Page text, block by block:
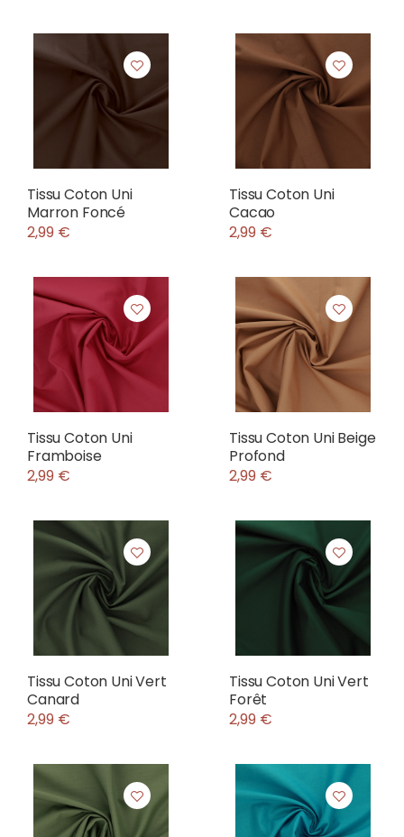
Tissu Coton Uni
Marron Foncé
2,99 €
Tissu Coton Uni
Cacao
2,99 €
Tissu Coton Uni
Framboise
2,99 €
Tissu Coton Uni Beige
Profond
2,99 €
Tissu Coton Uni Vert
Canard
2,99 €
Tissu Coton Uni Vert
Forêt
2,99 €